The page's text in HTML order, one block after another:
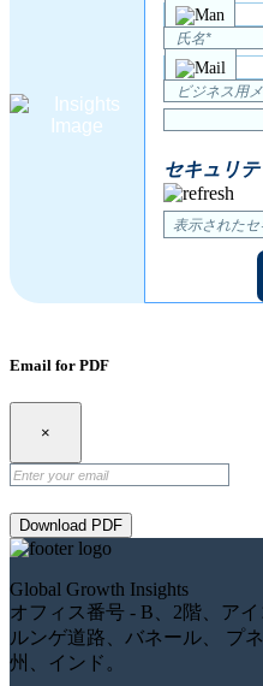
セキュリ
Email for PDF
×
Download PDF
Global Growth Insights
オフィス番号 - B、2階、ア
ルンゲ道路、バネール、 プ
州、インド。